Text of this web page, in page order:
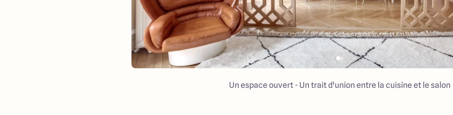
Un espace ouvert - Un trait d'union entre la cuisine et le salon